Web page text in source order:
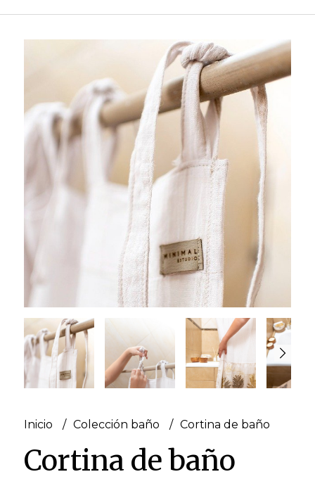
Inicio Colección baño Cortina de baño
Cortina de baño